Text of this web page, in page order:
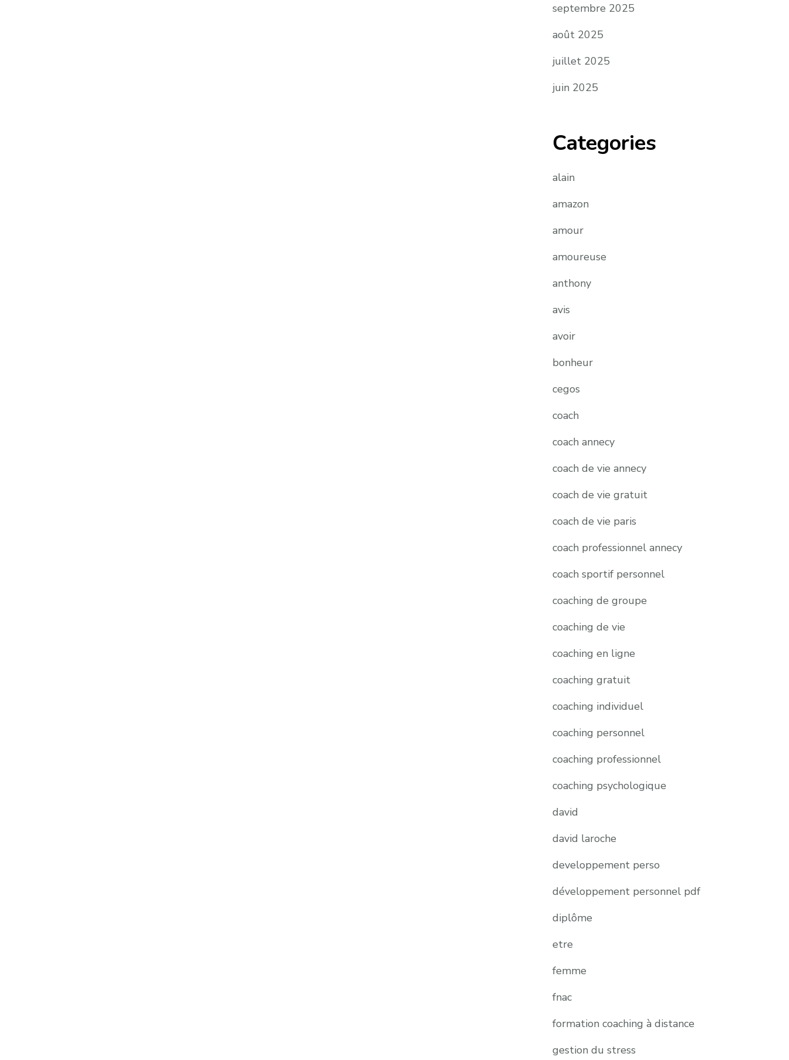
septembre 2025
août 2025
juillet 2025
juin 2025
Categories
alain
amazon
amour
amoureuse
anthony
avis
avoir
bonheur
cegos
coach
coach annecy
coach de vie annecy
coach de vie gratuit
coach de vie paris
coach professionnel annecy
coach sportif personnel
coaching de groupe
coaching de vie
coaching en ligne
coaching gratuit
coaching individuel
coaching personnel
coaching professionnel
coaching psychologique
david
david laroche
developpement perso
développement personnel pdf
diplôme
etre
femme
fnac
formation coaching à distance
gestion du stress